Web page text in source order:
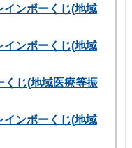
ンボーくじ(地域
ンボーくじ(地域
くじ(地域医療等振
ンボーくじ(地域